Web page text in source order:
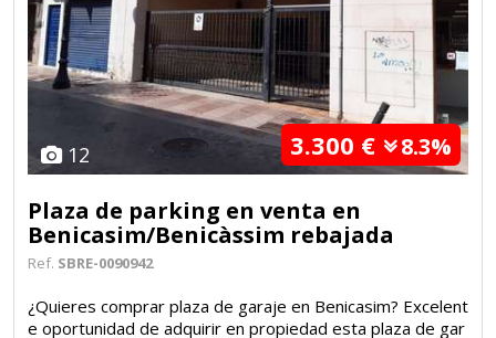
12 3.300 € 8.3%
Plaza de parking en venta en
Benicasim/Benicàssim rebajada
Ref. SBRE-0090942
¿Quieres comprar plaza de garaje en Benicasim? Excelent
e oportunidad de adquirir en propiedad esta plaza de gar